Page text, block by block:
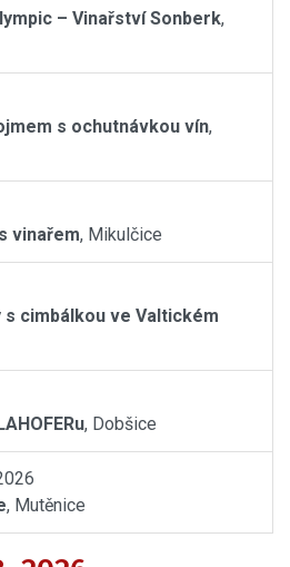
– Vinařství Sonberk,
s ochutnávkou vín,
vinařem, Mikulčice
cimbálkou ve Valtickém
, Dobšice
, Mutěnice